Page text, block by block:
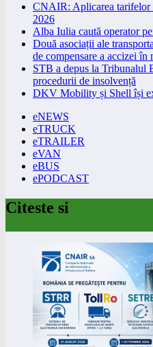
CNAIR: Aplicarea tarifelor
2026
Alba Iulia caută operator
Două asociații ale
de compensare a accizei în
STB a depus la Tribunalul
procedurii de insolvență
DKV Mobility și Shell își
eNEWS
eTRUCK
eTRAILER
eVAN
eBUS
ePODCAST
Citeste si